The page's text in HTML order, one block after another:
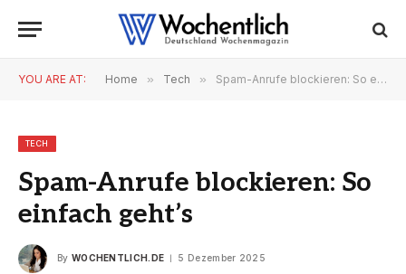
YOU ARE AT: Home » Tech » Spam-Anrufe blockieren: So einfach geht’s
TECH
Spam-Anrufe blockieren: So
einfach geht’s
By WOCHENTLICH.DE 5 Dezember 2025